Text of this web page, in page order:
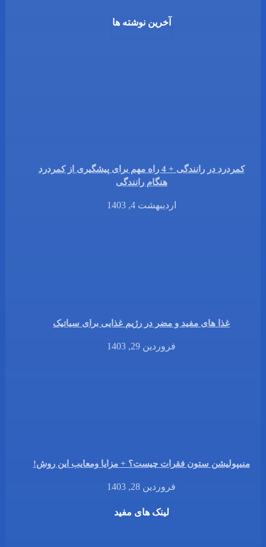
آخرین نوشته ها
کمردرد در رانندگی + 4 راه مهم برای پیشگیری از کمردرد
هنگام رانندگی
اردیبهشت 4, 1403
غذا های مفید و مضر در رژیم غذایی برای سیاتیک
فروردین 29, 1403
منیپولیشن ستون فقرات چیست؟ + مزایا ومعایب این روش!
فروردین 28, 1403
لینک های مفید